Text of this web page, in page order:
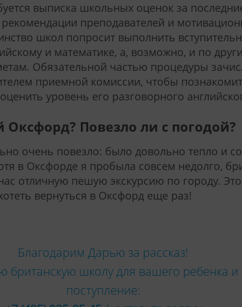
выписка школьных оценок за
преподавателей и
школ попросит выполнить
и математике, а, возможно, и по
Обязательной частью процедуры
приемной комиссии, чтобы
уровень его разговорного
Оксфорд? Повезло ли с погодой?
очень повезло: было довольно тепло и
в Оксфорде я пробыла совсем недолго,
отличную пешую экскурсию по городу.
вернуться в Оксфорд еще раз!
Благодарим Дарью за рассказ!
британскую школу для вашего ребенка и
поступление: